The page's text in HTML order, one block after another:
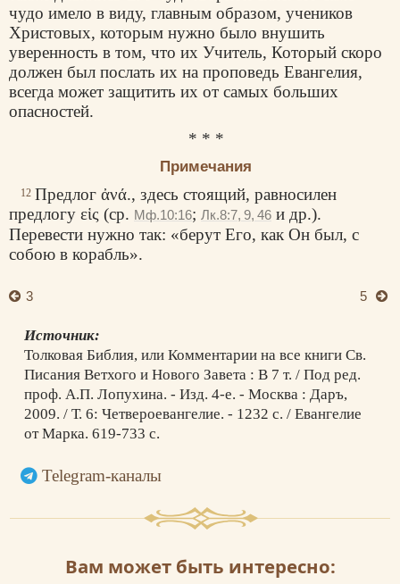
чудо имело в виду, главным образом, учеников
Христовых, которым нужно было внушить
уверенность в том, что их Учитель, Который скоро
должен был послать их на проповедь Евангелия,
всегда может защитить их от самых больших
опасностей.
* * *
Примечания
12 Предлогἀνά., здесь стоящий, равносилен
предлогу εἱς (ср. Мф.10:16; Лк.8:7, 9, 46 и др.).
Перевести нужно так: «берут Его, как Он был, с
собою в корабль».
3 5
Источник:
Толковая Библия, или Комментарии на все книги Св.
Писания Ветхого и Нового Завета : В 7 т. / Под ред.
проф. А.П. Лопухина. - Изд. 4-е. - Москва : Даръ,
2009. / Т. 6: Четвероевангелие. - 1232 с. / Евангелие
от Марка. 619-733 с.
Telegram-каналы
Вам может быть интересно: